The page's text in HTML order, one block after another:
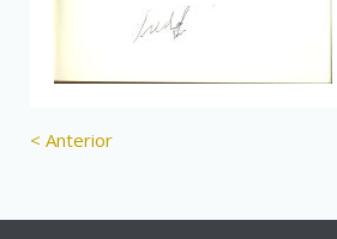
< Anterior